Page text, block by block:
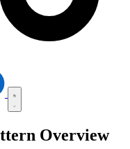
Overview